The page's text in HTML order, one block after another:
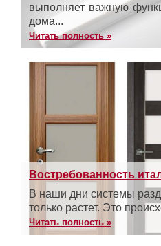
выполняет важную
дома...
Читать полность »
Востребованность
В наши дни системы
только растет. Это
Читать полность »